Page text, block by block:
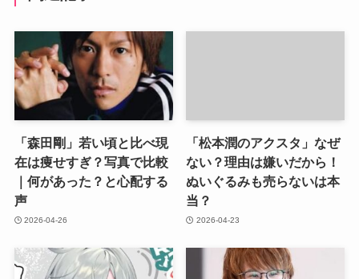
「森田剛」若い頃と比べ現
在は痩せすぎ？写真で比較
｜何があった？と心配する
声
2026-04-26
「松本潤のアクスタ」なぜ
ない？理由は嫌いだから！
ぬいぐるみも売らないは本
当？
2026-04-23